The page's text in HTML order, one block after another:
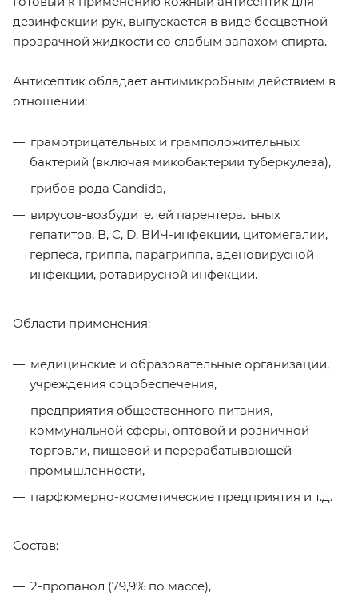
дезинфекции рук, выпускается в виде бесцветной
прозрачной жидкости со слабым запахом спирта.
Антисептик обладает антимикробным действием в
отношении:
грамотрицательных и грамположительных
бактерий (включая микобактерии туберкулеза),
грибов рода Candida,
вирусов-возбудителей парентеральных
гепатитов, В, С, D, ВИЧ-инфекции, цитомегалии,
герпеса, гриппа, парагриппа, аденовирусной
инфекции, ротавирусной инфекции.
Области применения:
медицинские и образовательные организации,
учреждения соцобеспечения,
предприятия общественного питания,
коммунальной сферы, оптовой и розничной
торговли, пищевой и перерабатывающей
промышленности,
парфюмерно-косметические предприятия и т.д.
Состав:
2-пропанол (79,9% по массе),